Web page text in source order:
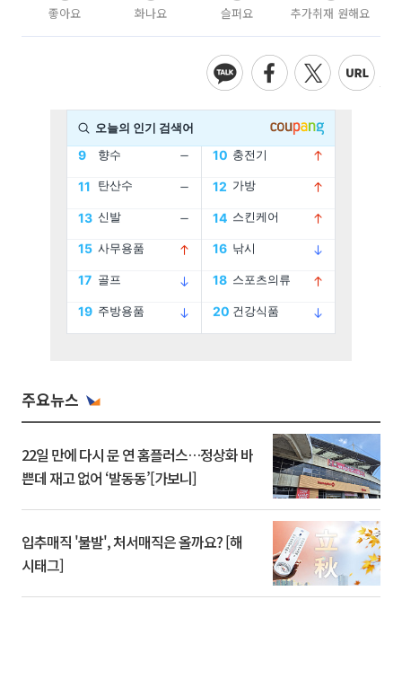
좋아요 화나요 슬퍼요 추가취재 원해요
주요뉴스
22일 만에 다시 문 연 홈플러스…정상화 바
쁜데 재고 없어 ‘발동동’[가보니]
입추매직 '불발', 처서매직은 올까요? [해
시태그]